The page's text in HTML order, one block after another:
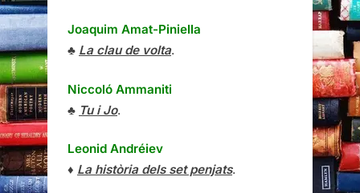
Joaquim Amat-Piniella
♣ La clau de volta.
Niccoló Ammaniti
♣ Tu i Jo.
Leonid Andréiev
♦ La història dels set penjats.